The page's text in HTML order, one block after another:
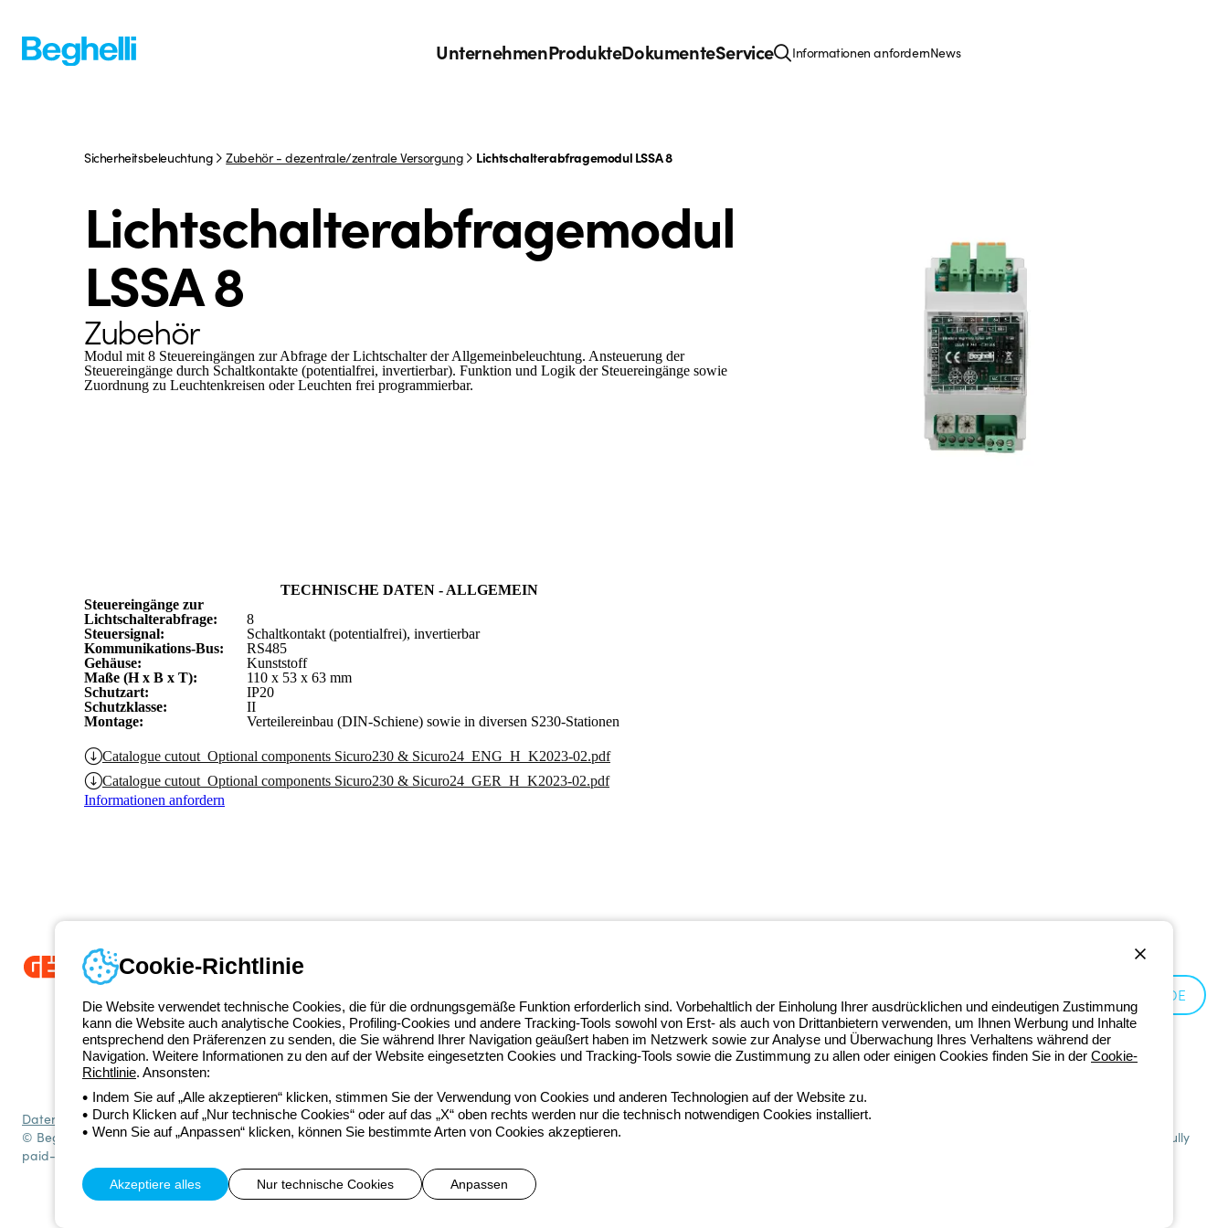
UnternehmenProdukteDokumenteService Informationen anfordernNews
Sicherheitsbeleuchtung Zubehör - dezentrale/zentrale Versorgung Lichtschalterabfragemodul LSSA 8
Lichtschalterabfragemodul
LSSA 8
Zubehör
Modul mit 8 Steuereingängen zur Abfrage der Lichtschalter der Allgemeinbeleuchtung. Ansteuerung der
Steuereingänge durch Schaltkontakte (potentialfrei, invertierbar). Funktion und Logik der Steuereingänge sowie
Zuordnung zu Leuchtenkreisen oder Leuchten frei programmierbar.
TECHNISCHE DATEN - ALLGEMEIN
Steuereingänge zur
Lichtschalterabfrage:
8
Steuersignal:
Schaltkontakt (potentialfrei), invertierbar
Kommunikations-Bus:
RS485
Gehäuse:
Kunststoff
Maße (H x B x T):
110 x 53 x 63 mm
Schutzart:
IP20
Schutzklasse:
II
Montage:
Verteilereinbau (DIN-Schiene) sowie in diversen S230-Stationen
Catalogue cutout_Optional components Sicuro230 & Sicuro24_ENG_H_K2023-02.pdf
Catalogue cutout_Optional components Sicuro230 & Sicuro24_GER_H_K2023-02.pdf
Informationen anfordern
Seit 2025 ist Beghelli Teil der GEWISS Group und Teil des GEWISS LightZone-Ökosystems, in dem wir
integrierte Beleuchtungslösungen entwickeln, die Komplexität in Einfachheit verwandeln und Fachleute
sowie Endnutzer dabei unterstützen, ihre Anforderungen zu erfüllen.Erfahren Sie mehr über GEWISS.
DE
Kontakt
Montag bis Freitag von 8:00 bis 17:00 Uhr +49 2064 97010
DatenschutzrichtlinieCookie-RichtlinieVerkaufsbedingungenAlle Richtlinien AccessibilityCredits
© Beghelli S.p.A. Sole Shareholder Company - Company subject to the direction and coordination of Gewiss S.p.A. - P.IVA (IT) 00666341201 - Registered in the Register of Companies of Bologna. Fully
paid-up capital: 10,000,000 Euro
Cookie-Richtlinie
Die Website verwendet technische Cookies, die für die ordnungsgemäße Funktion erforderlich sind. Vorbehaltlich der Einholung Ihrer ausdrücklichen und eindeutigen Zustimmung
kann die Website auch analytische Cookies, Profiling-Cookies und andere Tracking-Tools sowohl von Erst- als auch von Drittanbietern verwenden, um Ihnen Werbung und Inhalte
entsprechend den Präferenzen zu senden, die Sie während Ihrer Navigation geäußert haben im Netzwerk sowie zur Analyse und Überwachung Ihres Verhaltens während der
Navigation. Weitere Informationen zu den auf der Website eingesetzten Cookies und Tracking-Tools sowie die Zustimmung zu allen oder einigen Cookies finden Sie in der Cookie-
Richtlinie. Ansonsten:
Indem Sie auf „Alle akzeptieren“ klicken, stimmen Sie der Verwendung von Cookies und anderen Technologien auf der Website zu.
Durch Klicken auf „Nur technische Cookies“ oder auf das „X“ oben rechts werden nur die technisch notwendigen Cookies installiert.
Wenn Sie auf „Anpassen“ klicken, können Sie bestimmte Arten von Cookies akzeptieren.
Akzeptiere alles Nur technische Cookies Anpassen